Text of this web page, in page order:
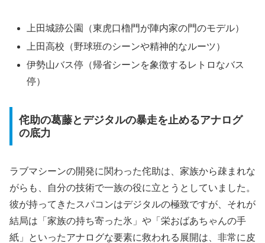
上田城跡公園（東虎口櫓門が陣内家の門のモデル）
上田高校（野球班のシーンや精神的なルーツ）
伊勢山バス停（帰省シーンを象徴するレトロなバス
停）
侘助の葛藤とデジタルの暴走を止めるアナログ
の底力
ラブマシーンの開発に関わった侘助は、家族から疎まれな
がらも、自分の技術で一族の役に立とうとしていました。
彼が持ってきたスパコンはデジタルの極致ですが、それが
結局は「家族の持ち寄った氷」や「栄おばあちゃんの手
紙」といったアナログな要素に救われる展開は、非常に皮